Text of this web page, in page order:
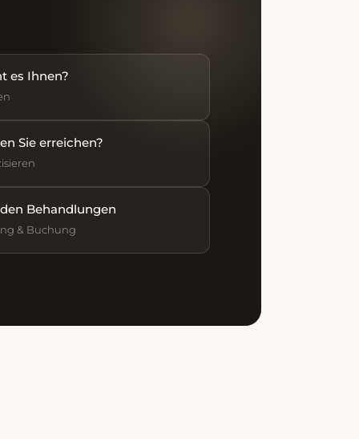
es Ihnen?
Sie erreichen?
Behandlungen
& Buchung